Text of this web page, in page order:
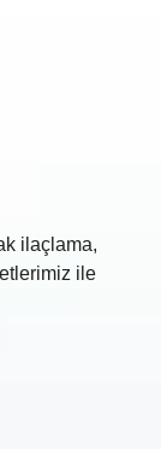
ilaçlama,
ile